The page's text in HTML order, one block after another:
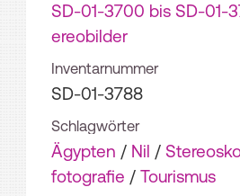
SD-01-3700 bis SD-01-
ereobilder
Inventarnummer
SD-01-3788
Schlagwörter
Ägypten / Nil /
fotografie / Tourismus